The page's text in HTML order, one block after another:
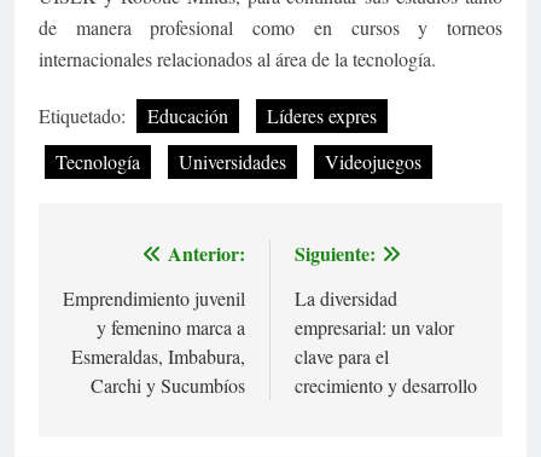
de manera profesional como en cursos y torneos
internacionales relacionados al área de la tecnología.
Etiquetado: Educación
Líderes expres
Tecnología
Universidades Videojuegos
Navegación
de
entradas
Anterior:
Emprendimiento juvenil
y femenino marca a
Esmeraldas, Imbabura,
Carchi y Sucumbíos
Siguiente:
La diversidad
empresarial: un valor
clave para el
crecimiento y desarrollo